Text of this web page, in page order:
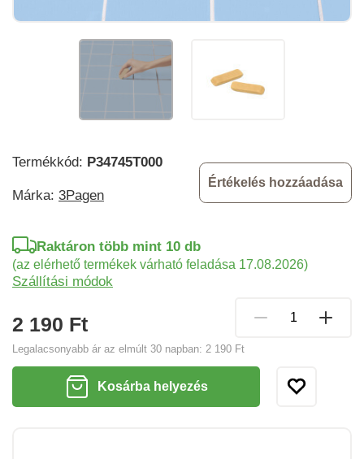
Termékkód: P34745T000
Márka: 3Pagen
Értékelés hozzáadása
2 190 Ft
Legalacsonyabb ár az elmúlt 30 napban: 2 190 Ft
Raktáron több mint 10 db
(az elérhető termékek várható feladása 17.08.2026)
Szállítási módok
Kosárba helyezés